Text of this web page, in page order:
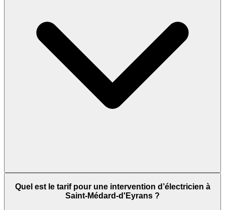
Quel est le tarif pour une intervention d’électricien à
Saint-Médard-d'Eyrans ?